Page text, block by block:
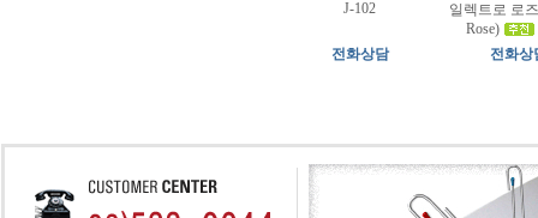
J-102
일렉트로 로
Rose)
전화상담
전화상